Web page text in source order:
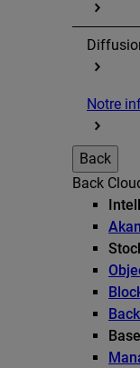
Notre
Back
Back